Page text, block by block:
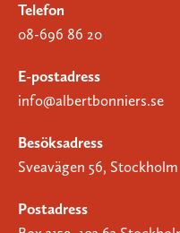
Telefon
08-696 86 20
E-postadress
info@albertbonniers.se
Besöksadress
Sveavägen 56, Stockholm
Postadress